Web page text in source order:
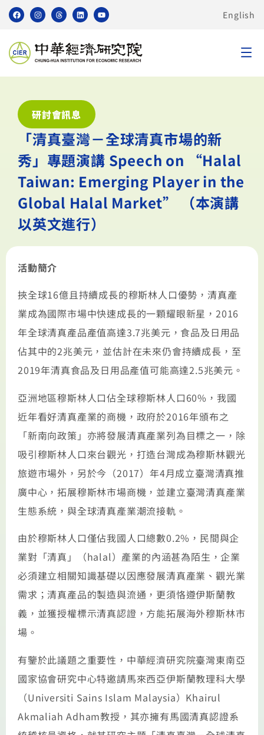
English
研討會訊息
「清真臺灣－全球清真市場的新
秀」專題演講 Speech on “Halal
Taiwan: Emerging Player in the
Global Halal Market” （本演講
以英文進行）
活動簡介
挾全球16億且持續成長的穆斯林人口優勢，清真產
業成為國際市場中快速成長的一顆耀眼新星， 2016
年全球清真產品產值高達3.7兆美元，食品及日用品
佔其中的2兆美元，並估計在未來仍會持續成長，至
2019年清真食品及日用品產值可能高達2.5兆美元。
亞洲地區穆斯林人口佔全球穆斯林人口60% ，我國
近年看好清真產業的商機，政府於2016年頒布之
「新南向政策」亦將發展清真產業列為目標之一，除
吸引穆斯林人口來台觀光，打造台灣成為穆斯林觀光
旅遊市場外，另於今（2017）年4月成立臺灣清真推
廣中心，拓展穆斯林市場商機，並建立臺灣清真產業
生態系統，與全球清真產業潮流接軌。
由於穆斯林人口僅佔我國人口總數0.2% ，民間與企
業對「清真」（halal）產業的內涵甚為陌生，企業
必須建立相關知識基礎以因應發展清真產業、觀光業
需求；清真產品的製造與流通，更須恪遵伊斯蘭教
義，並獲授權標示清真認證，方能拓展海外穆斯林市
場。
有鑒於此議題之重要性，中華經濟研究院臺灣東南亞
國家協會研究中心特邀請馬來西亞伊斯蘭教理科大學
（Universiti Sains Islam Malaysia） Khairul
Akmaliah Adham教授，其亦擁有馬國清真認證系